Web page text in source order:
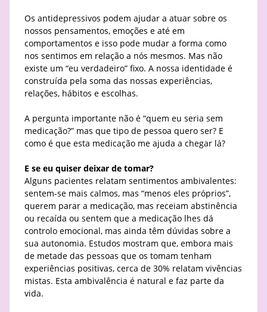
Os antidepressivos podem ajudar a atuar sobre os
nossos pensamentos, emoções e até em
comportamentos e isso pode mudar a forma como
nos sentimos em relação a nós mesmos. Mas não
existe um “eu verdadeiro” fixo. A nossa identidade é
construída pela soma das nossas experiências,
relações, hábitos e escolhas.
A pergunta importante não é “quem eu seria sem
medicação?” mas que tipo de pessoa quero ser? E
como é que esta medicação me ajuda a chegar lá?
E se eu quiser deixar de tomar?
Alguns pacientes relatam sentimentos ambivalentes:
sentem-se mais calmos, mas “menos eles próprios”,
querem parar a medicação, mas receiam abstinência
ou recaída ou sentem que a medicação lhes dá
controlo emocional, mas ainda têm dúvidas sobre a
sua autonomia. Estudos mostram que, embora mais
de metade das pessoas que os tomam tenham
experiências positivas, cerca de 30% relatam vivências
mistas. Esta ambivalência é natural e faz parte da
vida.